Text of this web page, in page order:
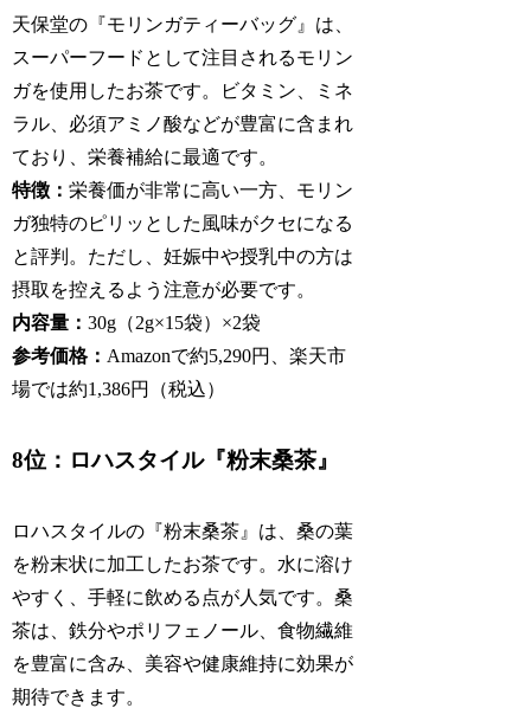
天保堂の『モリンガティーバッグ』は、
スーパーフードとして注目されるモリン
ガを使用したお茶です。ビタミン、ミネ
ラル、必須アミノ酸などが豊富に含まれ
ており、栄養補給に最適です。
特徴：栄養価が非常に高い一方、モリン
ガ独特のピリッとした風味がクセになる
と評判。ただし、妊娠中や授乳中の方は
摂取を控えるよう注意が必要です。
内容量：30g（2g×15袋）×2袋
参考価格： Amazonで約5,290円、楽天市
場では約1,386円（税込）
8位：ロハスタイル『粉末桑茶』
ロハスタイルの『粉末桑茶』は、桑の葉
を粉末状に加工したお茶です。水に溶け
やすく、手軽に飲める点が人気です。桑
茶は、鉄分やポリフェノール、食物繊維
を豊富に含み、美容や健康維持に効果が
期待できます。